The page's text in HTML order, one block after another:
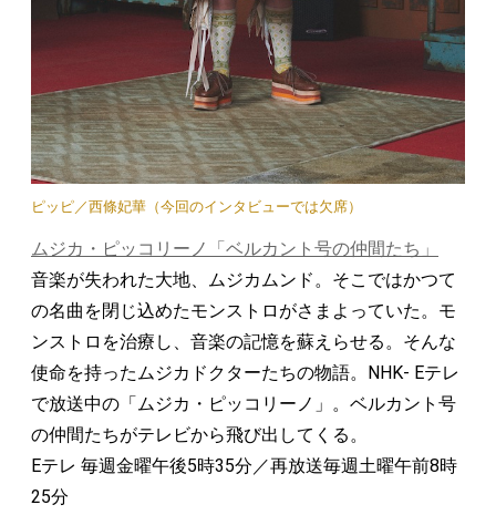
ピッピ／西條妃華（今回のインタビューでは欠席）
ムジカ・ピッコリーノ「ベルカント号の仲間たち」
音楽が失われた大地、ムジカムンド。そこではかつて
の名曲を閉じ込めたモンストロがさまよっていた。モ
ンストロを治療し、音楽の記憶を蘇えらせる。そんな
使命を持ったムジカドクターたちの物語。NHK- Eテレ
で放送中の「ムジカ・ピッコリーノ」。ベルカント号
の仲間たちがテレビから飛び出してくる。
Eテレ 毎週金曜午後5時35分／再放送毎週土曜午前8時
25分